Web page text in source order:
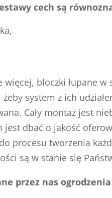
cech są
więcej, bloczki łupane
system z ich
Cały montaż jest
jest dbać o jakość
procesu tworzenia
są w stanie się
przez nas